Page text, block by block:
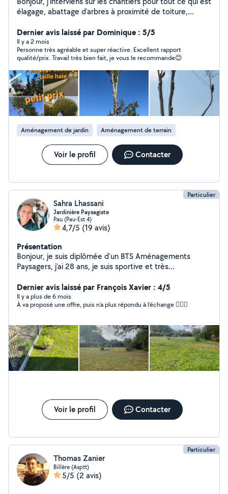
élagage, abattage d'arbres à proximité de toiture,
Haie d arbres dangereux et je peux faire aussi tout ce
qui est homme toute main
Dernier avis laissé par Dominique : 5/5
Il y a 2 mois
Personne très agréable et super réactive. Excellent rapport
qualité/prix. Travail très bien fait, je vous le recommande😊
Aménagement de jardin Aménagement de terrain
Voir le profil Contacter
Particulier
Sahra Lhassani
Jardinière Paysagiste
Pau (Pau-Est 4)
4,7/5 (19 avis)
Présentation
Bonjour, je suis diplômée d'un BTS Aménagements
Paysagers, j'ai 28 ans, je suis sportive et très
aider ! Cordialement.
Dernier avis laissé par François Xavier : 4/5
Il y a plus de 6 mois
À va proposé une offre, puis n’a plus répondu à l’échange 🤷🏻‍♂️
Voir le profil Contacter
Particulier
Thomas Zanier
Billère (Asptt)
5/5 (2 avis)